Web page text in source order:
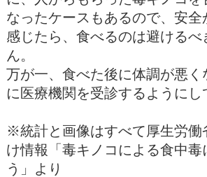
なったケースもあるので、安全
感じたら、食べるのは避けるべ
ん。
万が一、食べた後に体調が悪く
に医療機関を受診するようにし
※統計と画像はすべて厚生労働
け情報「毒キノコによる食中毒
う」より